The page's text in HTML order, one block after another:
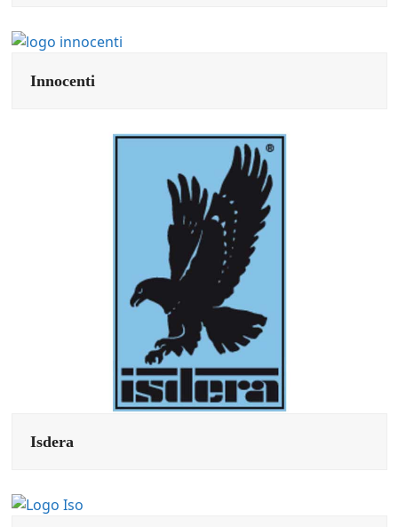
Innocenti
Isdera